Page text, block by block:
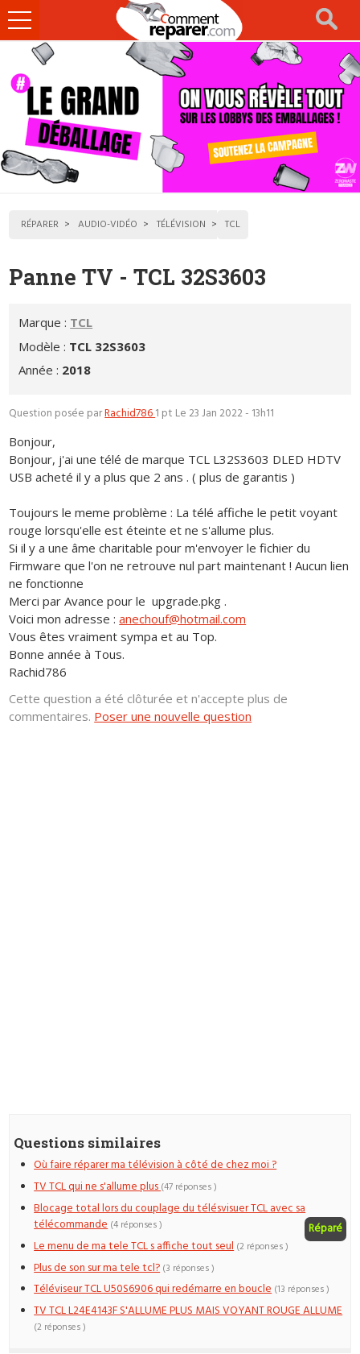
Ouvrir
le
menu
RÉPARER AUDIO-VIDÉO TÉLÉVISION TCL
Panne TV - TCL 32S3603
Marque : TCL
Modèle : TCL 32S3603
Année : 2018
Question posée parRachid7861 pt Le 23 Jan 2022 - 13h11
Bonjour,
Bonjour, j'ai une télé de marque TCL L32S3603 DLED HDTV
USB acheté il y a plus que 2 ans . ( plus de garantis )
Toujours le meme problème : La télé affiche le petit voyant
rouge lorsqu'elle est éteinte et ne s'allume plus.
Si il y a une âme charitable pour m'envoyer le fichier du
Firmware que l'on ne retrouve nul part maintenant ! Aucun lien
ne fonctionne
Merci par Avance pour le upgrade.pkg .
Voici mon adresse :anechouf@hotmail.com
Vous êtes vraiment sympa et au Top.
Bonne année à Tous.
Rachid786
Cette question a été clôturée et n'accepte plus de
commentaires. Poser une nouvelle question
Questions similaires
Où faire réparer ma télévision à côté de chez moi ?
TV TCL qui ne s'allume plus(47 réponses )
Blocage total lors du couplage du télésvisuer TCL avec sa
télécommande
Réparé
(4 réponses )
Le menu de ma tele TCL s affiche tout seul (2 réponses )
Plus de son sur ma tele tcl? (3 réponses )
Téléviseur TCL U50S6906 qui redémarre en boucle (13 réponses )
TV TCL L24E4143F S'ALLUME PLUS MAIS VOYANT ROUGE ALLUME
(2 réponses )